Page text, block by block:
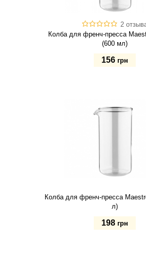
2
Колба для френч-пресса
(600 мл)
156 грн
Колба для френч-пресса
л)
198 грн